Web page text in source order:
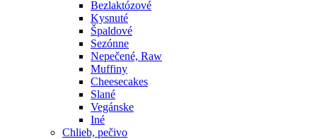
Bezlaktózové
Kysnuté
Špaldové
Sezónne
Nepečené, Raw
Muffiny
Cheesecakes
Slané
Vegánske
Iné
Chlieb, pečivo